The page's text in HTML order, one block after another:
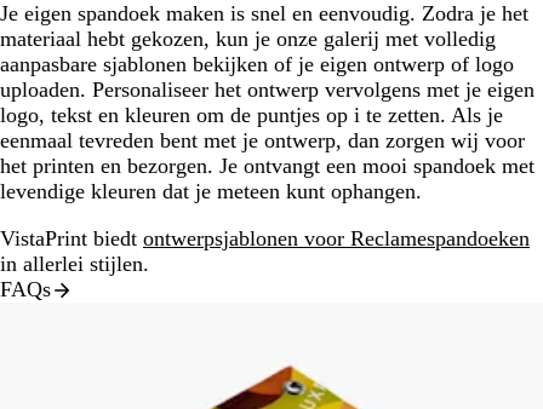
Je eigen spandoek maken is snel en eenvoudig. Zodra je het
materiaal hebt gekozen, kun je onze galerij met volledig
aanpasbare sjablonen bekijken of je eigen ontwerp of logo
uploaden. Personaliseer het ontwerp vervolgens met je eigen
logo, tekst en kleuren om de puntjes op i te zetten. Als je
eenmaal tevreden bent met je ontwerp, dan zorgen wij voor
het printen en bezorgen. Je ontvangt een mooi spandoek met
levendige kleuren dat je meteen kunt ophangen.
VistaPrint biedt ontwerpsjablonen voor Reclamespandoeken
in allerlei stijlen.
FAQs